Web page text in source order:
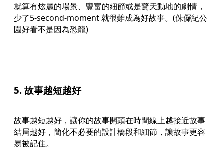
就算有炫麗的場景、豐富的細節或是驚天動地的劇情，
少了5-second-moment 就很難成為好故事。(侏儸紀公
園好看不是因為恐龍)
5. 故事越短越好
故事越短越好，讓你的故事開頭在時間線上越接近故事
結局越好，簡化不必要的設計橋段和細節，讓故事更容
易被記住。